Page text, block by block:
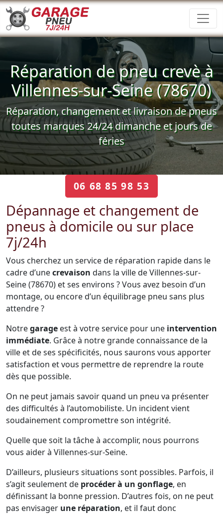
Réparation de pneu crevè à
Villennes-sur-Seine (78670)
Réparation, changement et livraison de pneus
toutes marques 24/24 dimanche et jours de
féries
06 68 85 98 53
Dépannage et changement de
pneus à domicile ou sur place
7j/24h
Vous cherchez un service de réparation rapide dans le
cadre d’unecrevaison dans la ville de Villennes-sur-
Seine (78670) et ses environs ? Vous avez besoin d’un
montage, ou encore d’un équilibrage pneu sans plus
attendre ?
Notregarage est à votre service pour une intervention
immédiate. Grâce à notre grande connaissance de la
ville et de ses spécificités, nous saurons vous apporter
satisfaction et vous permettre de reprendre la route
dès que possible.
On ne peut jamais savoir quand un pneu va présenter
des difficultés à l’automobiliste. Un incident vient
soudainement compromettre son intégrité.
Quelle que soit la tâche à accomplir, nous pourrons
vous aider à Villennes-sur-Seine.
D’ailleurs, plusieurs situations sont possibles. Parfois, il
s’agit seulement de procéder à un gonflage, en
définissant la bonne pression. D’autres fois, on ne peut
pas envisager une réparation, et il faut donc